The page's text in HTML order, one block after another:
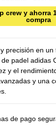
crew y ahorra
compra
precisión en
padel adidas
y el
y una
de pago